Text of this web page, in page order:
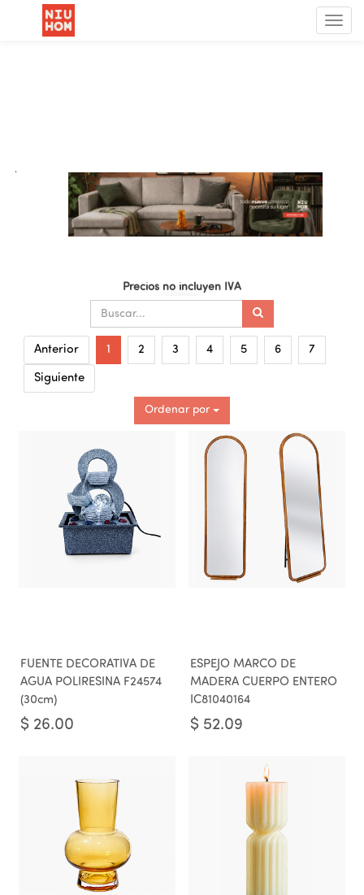
Menú
de
.
Precios no incluyen IVA
Anterior 1 2 3 4 5 6 7
Siguiente
Ordenar por
FUENTE DECORATIVA DE
AGUA POLIRESINA F24574
(30cm)
$ 26.00
ESPEJO MARCO DE
MADERA CUERPO ENTERO
IC81040164
$ 52.09